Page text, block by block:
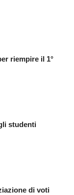
riempire il 1°
studenti
di voti